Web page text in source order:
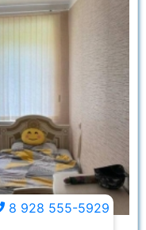
8 928 555-5929